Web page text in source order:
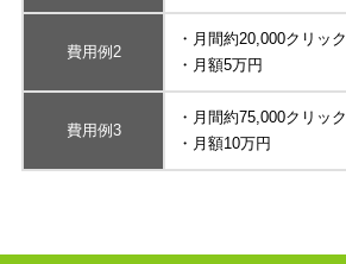
費用例2
・月間約20,000クリック
・月額5万円
費用例3
・月間約75,000クリック
・月額10万円